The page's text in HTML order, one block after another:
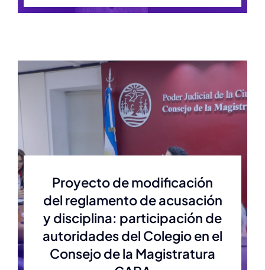
Proyecto de modificación
del reglamento de acusación
y disciplina: participación de
autoridades del Colegio en el
Consejo de la Magistratura